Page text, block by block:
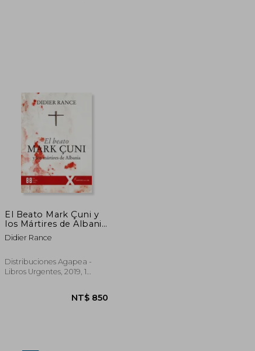
NT$ 970
El Beato Mark Çuni y
los Mártires de Albania
(in Spanish)
Didier Rance
Distribuciones Agapea -
Libros Urgentes, 2019, 1